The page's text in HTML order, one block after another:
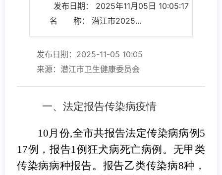
发布日期： 2025年11月05日 10:05:17
名 称： 潜江市2025年10月份传染病疫情监测及突发公共卫生事件信息
发布日期：2025-11-05 10:05
来源：潜江市卫生健康委员会
一、法定报告传染病疫情
10 月份,全市共报告法定传染病病例 5
17例，报告1 例狂犬病死亡病例。无甲类
传染病病种报告。报告乙类传染病8种，